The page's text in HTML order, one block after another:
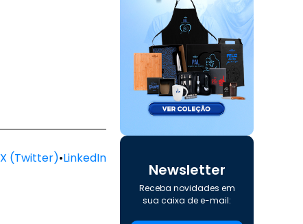
X (Twitter)•LinkedIn
Newsletter
Receba novidades em
sua caixa de e-mail: